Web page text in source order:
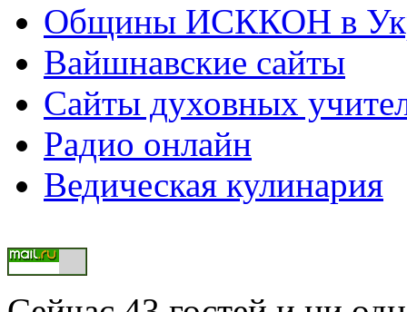
Общины ИСККОН в
Вайшнавские сайты
Сайты духовных
Радио онлайн
Ведическая кулинария